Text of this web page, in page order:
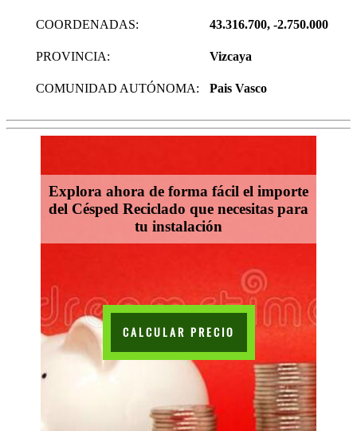
COORDENADAS: 43.316.700, -2.750.000
PROVINCIA: Vizcaya
COMUNIDAD AUTÓNOMA: Pais Vasco
Explora ahora de forma fácil el importe
del Césped Reciclado que necesitas para
tu instalación
CALCULAR PRECIO